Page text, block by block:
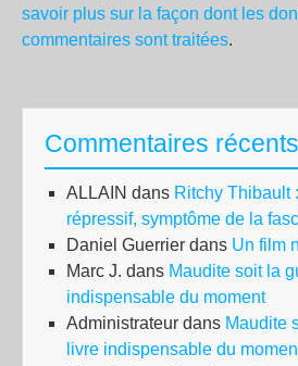
savoir plus sur la façon dont les
commentaires sont traitées.
Commentaires récents
ALLAIN dans Ritchy Thibault
répressif, symptôme de la
Daniel Guerrier dans Un film
Marc J. dans Maudite soit la
indispensable du moment
Administrateur dans Maudite
livre indispensable du